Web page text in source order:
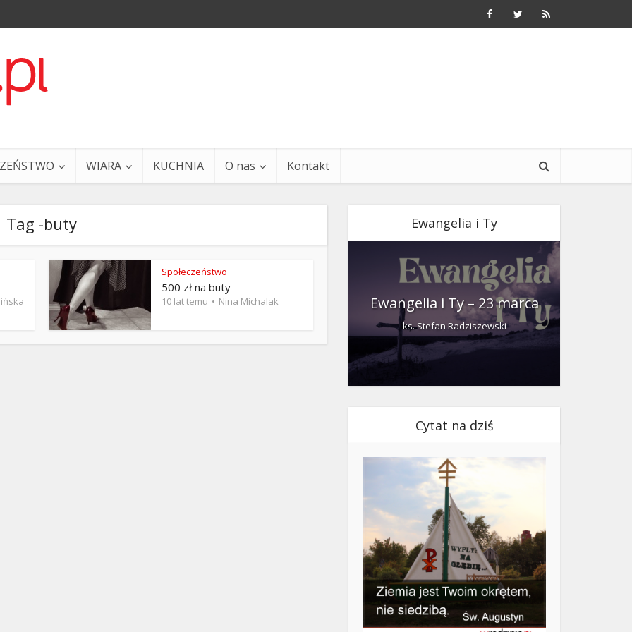
WIARA KUCHNIA O nas Kontakt
Tag -buty
Społeczeństwo
500 zł na buty
10 lat temu Nina Michalak
Ewangelia i Ty
i Ty – 29 grudnia
Radziszewski
Ewangelia i Ty – 27 grudnia Ewangelia i Ty – 23 marca
ks. Stefan Radziszewski
Cytat na dziś